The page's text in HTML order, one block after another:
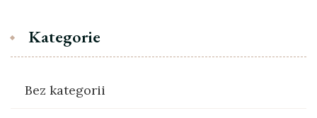
Kategorie
Bez kategorii